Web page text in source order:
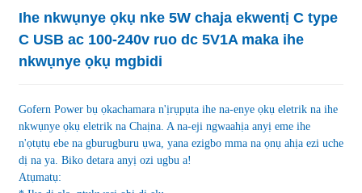
Ihe nkwụnye ọkụ nke 5W chaja ekwentị C type
C USB ac 100-240v ruo dc 5V1A maka ihe
nkwụnye ọkụ mgbidi
Gofern Power bụ ọkachamara n'ịrụpụta ihe na-enye ọkụ eletrik na ihe
nkwụnye ọkụ eletrik na Chaịna. A na-eji ngwaahịa anyị eme ihe
n'ọtụtụ ebe na gburugburu ụwa, yana ezigbo mma na ọnụ ahịa ezi uche
dị na ya. Biko detara anyị ozi ugbu a!
Atụmatụ: